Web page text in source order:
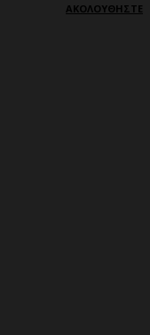
ΑΚΟΛΟΥΘΉΣΤΕ